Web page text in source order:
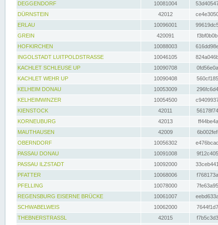
DEGGENDORF
10081004
DÜRNSTEIN
42012
ERLAU
10096001
GREIN
420091
HOFKIRCHEN
10088003
INGOLSTADT LUITPOLDSTRASSE
10046105
KACHLET SCHLEUSE UP
10090708
KACHLET WEHR UP
10090408
KELHEIM DONAU
10053009
KELHEIMWINZER
10054500
KIENSTOCK
42011
KORNEUBURG
42013
MAUTHAUSEN
42009
OBERNDORF
10056302
PASSAU DONAU
10091008
PASSAU ILZSTADT
10092000
PFATTER
10068006
PFELLING
10078000
REGENSBURG EISERNE BRÜCKE
10061007
SCHWABELWEIS
10062000
THEBNERSTRASSL
42015